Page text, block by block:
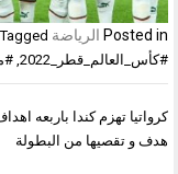
Posted in الرياضة Tagged
#كأس_العالم_قطر_2022
,
تصفّح
المقالات
كرواتيا تهزم كندا باربعه
هدف و تقصيها من البطولة